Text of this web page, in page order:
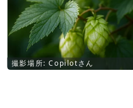
撮影場所: Copilotさん